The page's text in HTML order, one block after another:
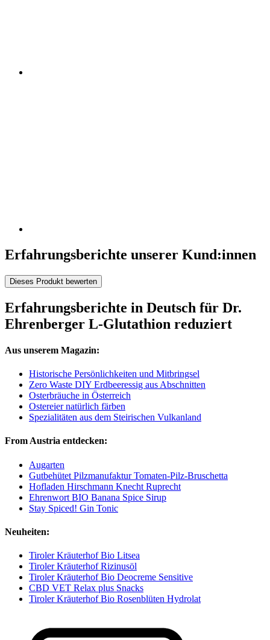
Erfahrungsberichte unserer Kund:innen
Dieses Produkt bewerten
Erfahrungsberichte in Deutsch für Dr.
Ehrenberger L-Glutathion reduziert
Aus unserem Magazin:
Historische Persönlichkeiten und Mitbringsel
Zero Waste DIY Erdbeeressig aus Abschnitten
Osterbräuche in Österreich
Ostereier natürlich färben
Spezialitäten aus dem Steirischen Vulkanland
From Austria entdecken:
Augarten
Gutbehütet Pilzmanufaktur Tomaten-Pilz-Bruschetta
Hofladen Hirschmann Knecht Ruprecht
Ehrenwort BIO Banana Spice Sirup
Stay Spiced! Gin Tonic
Neuheiten:
Tiroler Kräuterhof Bio Litsea
Tiroler Kräuterhof Rizinusöl
Tiroler Kräuterhof Bio Deocreme Sensitive
CBD VET Relax plus Snacks
Tiroler Kräuterhof Bio Rosenblüten Hydrolat